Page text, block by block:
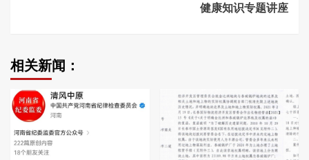
健康知识专题讲座
相关新闻：